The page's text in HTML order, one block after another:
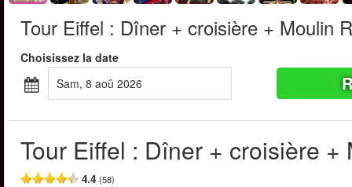
Tour Eiffel : Dîner + croisière + Moulin
Choisissez la date
sam, 8 aoû 2026
Tour Eiffel : Dîner + croisière +
4.4 (58)